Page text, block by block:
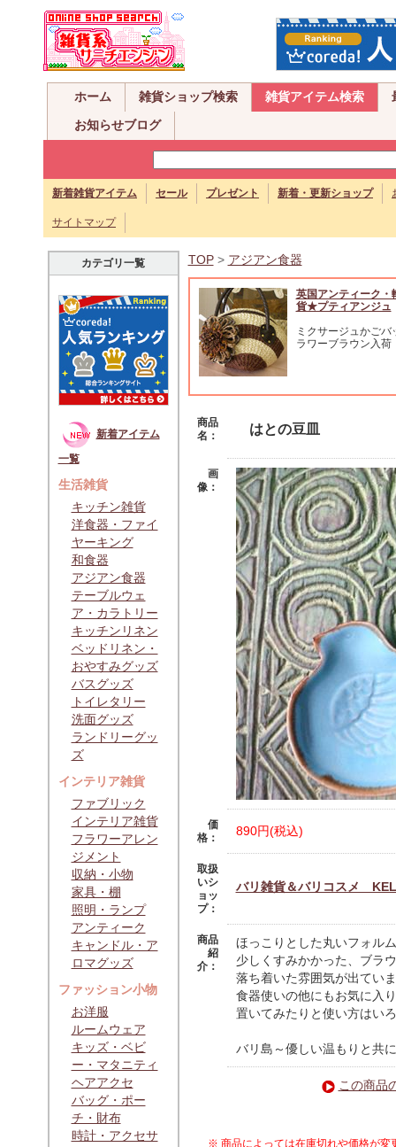
ホーム 雑貨ショップ検索 雑貨アイテム検索
お知らせブログ
新着雑貨アイテム セール プレゼント 新着・更新ショップ
サイトマップ
カテゴリ一覧
新着アイテム
一覧
生活雑貨
キッチン雑貨
洋食器・ファイ
ヤーキング
和食器
アジアン食器
テーブルウェ
ア・カラトリー
キッチンリネン
ベッドリネン・
おやすみグッズ
バスグッズ
トイレタリー
洗面グッズ
ランドリーグッ
ズ
インテリア雑貨
ファブリック
インテリア雑貨
フラワーアレン
ジメント
収納・小物
家具・棚
照明・ランプ
アンティーク
キャンドル・ア
ロマグッズ
ファッション小物
お洋服
ルームウェア
キッズ・ベビ
ー・マタニティ
ヘアアクセ
バッグ・ポー
チ・財布
時計・アクセサ
TOP> アジアン食器
英国アンティーク・
貨★プティアンジュ
ミクサージュかごバ
ラワーブラウン入荷
商品
名：
はとの豆皿
画
像：
価
格：
890円(税込)
取扱
いシ
ョッ
プ：
バリ雑貨＆バリコスメ
商品
紹
介：
ほっこりとした丸いフォル
少しくすみかかった、ブラ
落ち着いた雰囲気が出てい
食器使いの他にもお気に入
置いてみたりと使い方はい
バリ島～優しい温もりと共
この商品
※ 商品によっては在庫切れや価格が変